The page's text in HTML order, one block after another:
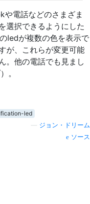
電話などのさまざま
選択できるようにした
ledが複数の色を表示で
が、これらが変更可能
。他の電話でも見まし
。
led
ジョン・ドリーム
ソース